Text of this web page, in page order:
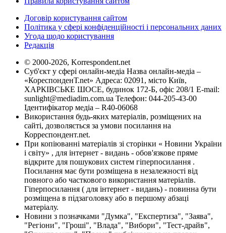
Договір користування сайтом
Політика у сфері конфіденційності і персональних даних
Угода щодо користування
Редакція
© 2000-2026, Korrespondent.net
Суб'єкт у сфері онлайн-медіа Назва онлайн-медіа –
«КореспонденТ.net» Адреса: 02091, місто Київ,
ХАРКІВСЬКЕ ШОСЕ, будинок 172-Б, офіс 208/1 E-mail:
sunlight@mediadim.com.ua Телефон: 044-205-43-00
Ідентифікатор медіа – R40-06068
Використання будь-яких матеріалів, розміщених на
сайті, дозволяється за умови посилання на
Корреспондент.net.
При копіюванні матеріалів зі сторінки « Новини України
і світу» , для інтернет - видань - обов'язкове пряме
відкрите для пошукових систем гіперпосилання .
Посилання має бути розміщена в незалежності від
повного або часткового використання матеріалів.
Гіперпосилання ( для інтернет - видань) - повинна бути
розміщена в підзаголовку або в першому абзаці
матеріалу.
Новини з позначками "Думка", "Експертиза", "Заява",
"Регіони", "Гроші", "Влада", "Вибори", "Тест-драйв",